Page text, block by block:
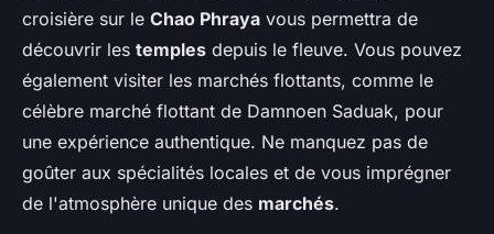
croisière sur le Chao Phraya vous permettra de
découvrir les temples depuis le fleuve. Vous pouvez
également visiter les marchés flottants, comme le
célèbre marché flottant de Damnoen Saduak, pour
une expérience authentique. Ne manquez pas de
goûter aux spécialités locales et de vous imprégner
de l'atmosphère unique des marchés.